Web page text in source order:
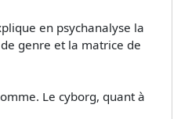
en psychanalyse la
genre et la matrice de
Le cyborg, quant à